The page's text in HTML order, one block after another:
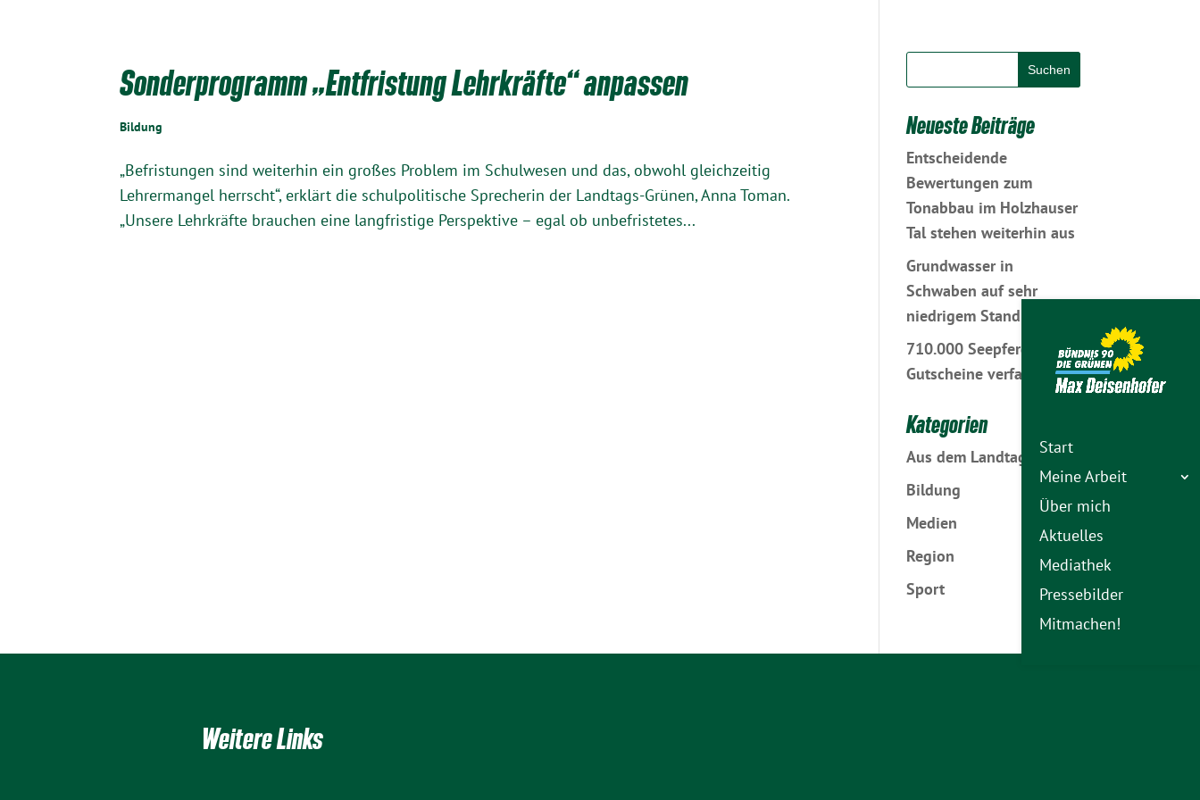
Start
Meine Arbeit
Über mich
Aktuelles
Mediathek
Pressebilder
Mitmachen!
Sonderprogramm „Entfristung Lehrkräfte“ anpassen
Bildung
„Befristungen sind weiterhin ein großes Problem im Schulwesen und das, obwohl gleichzeitig
Lehrermangel herrscht“, erklärt die schulpolitische Sprecherin der Landtags-Grünen, Anna Toman.
„Unsere Lehrkräfte brauchen eine langfristige Perspektive – egal ob unbefristetes...
Neueste Beiträge
Entscheidende
Bewertungen zum
Tonabbau im Holzhauser
Tal stehen weiterhin aus
Grundwasser in
Schwaben auf sehr
niedrigem Stand
710.000 Seepferdchen-
Gutscheine verfallen
Kategorien
Aus dem Landtag
Bildung
Medien
Region
Sport
Weitere Links